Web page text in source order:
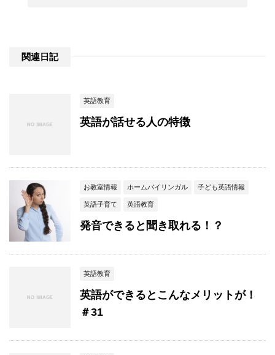
関連日記
英語教育
英語が話せる人の特徴
お教室情報 ホームバイリンガル 子ども英語情報
英語子育て 英語教育
発音できると聞き取れる！？
英語教育
英語ができるとこんなメリットが！
＃31